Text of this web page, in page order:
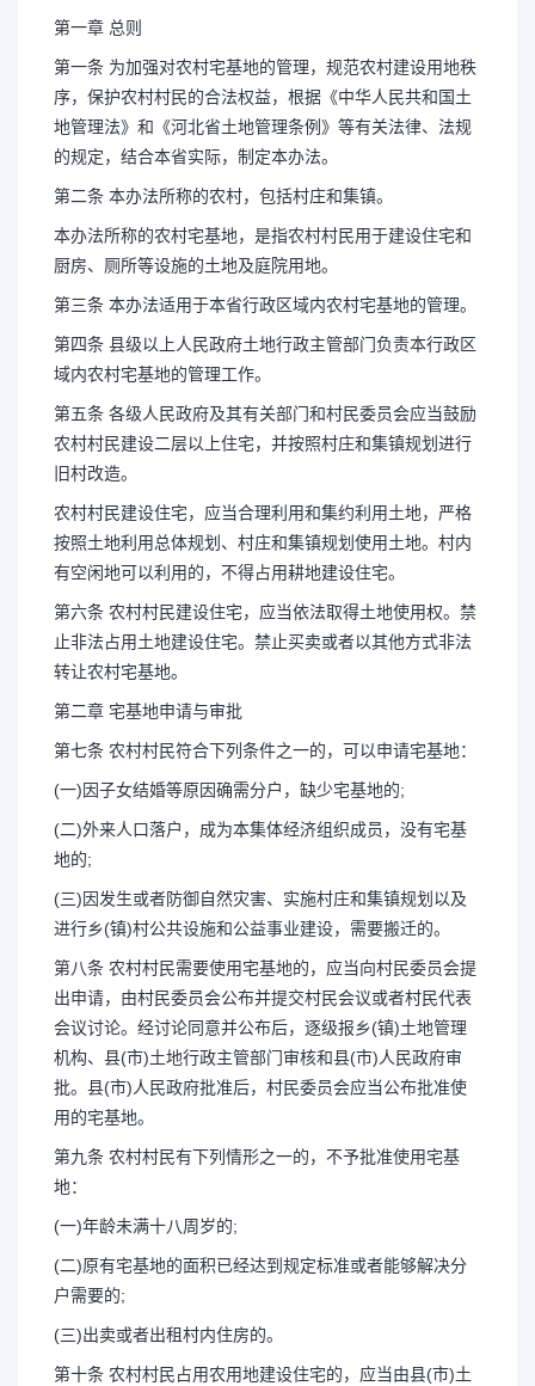
第一章 总则
第一条 为加强对农村宅基地的管理，规范农村建设用地秩
序，保护农村村民的合法权益，根据《中华人民共和国土
地管理法》和《河北省土地管理条例》等有关法律、法规
的规定，结合本省实际，制定本办法。
第二条 本办法所称的农村，包括村庄和集镇。
本办法所称的农村宅基地，是指农村村民用于建设住宅和
厨房、厕所等设施的土地及庭院用地。
第三条 本办法适用于本省行政区域内农村宅基地的管理。
第四条 县级以上人民政府土地行政主管部门负责本行政区
域内农村宅基地的管理工作。
第五条 各级人民政府及其有关部门和村民委员会应当鼓励
农村村民建设二层以上住宅，并按照村庄和集镇规划进行
旧村改造。
农村村民建设住宅，应当合理利用和集约利用土地，严格
按照土地利用总体规划、村庄和集镇规划使用土地。村内
有空闲地可以利用的，不得占用耕地建设住宅。
第六条 农村村民建设住宅，应当依法取得土地使用权。禁
止非法占用土地建设住宅。禁止买卖或者以其他方式非法
转让农村宅基地。
第二章 宅基地申请与审批
第七条 农村村民符合下列条件之一的，可以申请宅基地：
(一)因子女结婚等原因确需分户，缺少宅基地的;
(二)外来人口落户，成为本集体经济组织成员，没有宅基
地的;
(三)因发生或者防御自然灾害、实施村庄和集镇规划以及
进行乡(镇)村公共设施和公益事业建设，需要搬迁的。
第八条 农村村民需要使用宅基地的，应当向村民委员会提
出申请，由村民委员会公布并提交村民会议或者村民代表
会议讨论。经讨论同意并公布后，逐级报乡(镇)土地管理
机构、县(市)土地行政主管部门审核和县(市)人民政府审
批。县(市)人民政府批准后，村民委员会应当公布批准使
用的宅基地。
第九条 农村村民有下列情形之一的，不予批准使用宅基
地：
(一)年龄未满十八周岁的;
(二)原有宅基地的面积已经达到规定标准或者能够解决分
户需要的;
(三)出卖或者出租村内住房的。
第十条 农村村民占用农用地建设住宅的，应当由县(市)土